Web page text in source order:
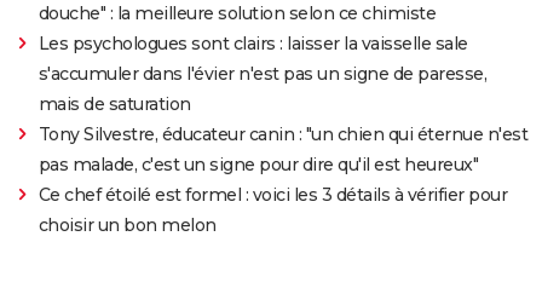
douche" : la meilleure solution selon ce chimiste
Les psychologues sont clairs : laisser la vaisselle sale
s'accumuler dans l'évier n'est pas un signe de paresse,
mais de saturation
Tony Silvestre, éducateur canin : "un chien qui éternue n'est
pas malade, c'est un signe pour dire qu'il est heureux"
Ce chef étoilé est formel : voici les 3 détails à vérifier pour
choisir un bon melon